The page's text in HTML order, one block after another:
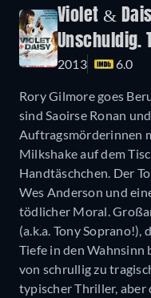
Violet &
Unschuldig.
2013 6.0
Rory Gilmore goes
sind Saoirse Ronan
Auftragsmörderinnen
Milkshake auf dem
Handtäschchen. Der
Wes Anderson und
tödlicher Moral.
(a.k.a. Tony
Tiefe in den Wahnsinn
von schrullig zu
typischer Thriller,